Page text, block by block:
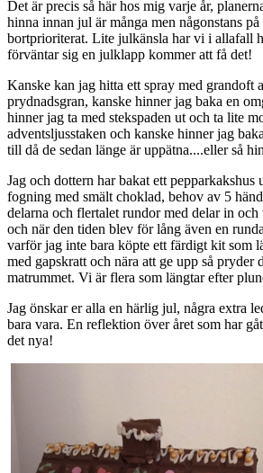
Det är precis så här hos mig varje år,
hinna innan jul är många men någonstans
bortprioriterat. Lite julkänsla har vi i allafall
förväntar sig en julklapp kommer att få det!
Kanske kan jag hitta ett spray med grandoft
prydnadsgran, kanske hinner jag baka en
hinner jag ta med stekspaden ut och ta lite
adventsljusstaken och kanske hinner jag
till då de sedan länge är uppätna....eller så
Jag och dottern har bakat ett pepparkakshus
fogning med smält choklad, behov av 5
delarna och flertalet rundor med delar in
och när den tiden blev för lång även en
varför jag inte bara köpte ett färdigt kit som
med gapskratt och nära att ge upp så pryder
matrummet. Vi är flera som längtar efter
Jag önskar er alla en härlig jul, några extra
bara vara. En reflektion över året som har
det nya!